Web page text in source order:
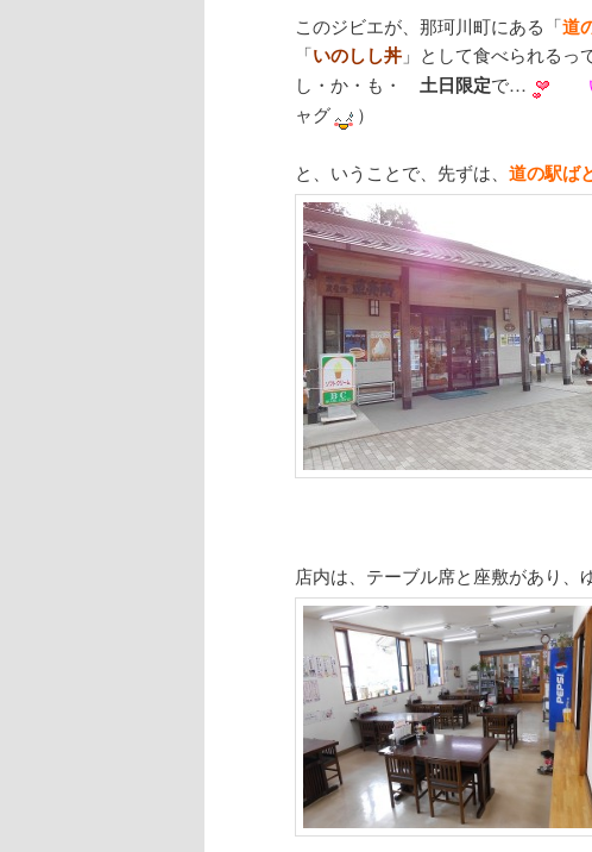
このジビエが、那珂川町にある「道
「いのしし丼 」として食べられるっ
し・か・も・ 土日限定で…
ャグ
）
と、いうことで、先ずは、 道の駅ば
店内は、テーブル席と座敷があり、